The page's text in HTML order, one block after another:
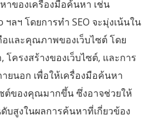
าของเครื่องมือค้นหา เช่น
ฯลฯ โดยการทำ SEO จะมุ่งเน้นใน
และคุณภาพของเว็บไซต์ โดย
โครงสร้างของเว็บไซต์, และการ
ยนอก เพื่อให้เครื่องมือค้นหา
ซต์ของคุณมากขึ้น ซึ่งอาจช่วยให้
บสูงในผลการค้นหาที่เกี่ยวข้อง